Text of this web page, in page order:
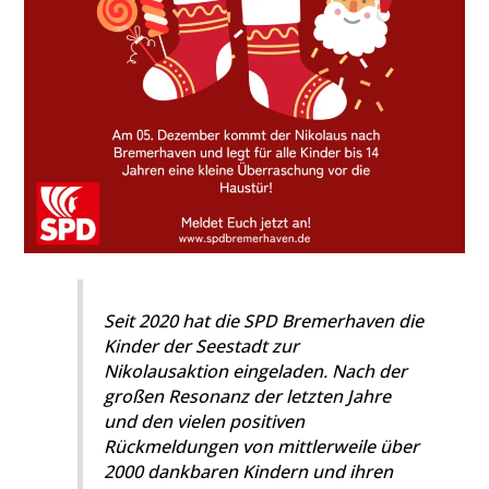
Seit 2020 hat die SPD Bremerhaven die
Kinder der Seestadt zur
Nikolausaktion eingeladen. Nach der
großen Resonanz der letzten Jahre
und den vielen positiven
Rückmeldungen von mittlerweile über
2000 dankbaren Kindern und ihren